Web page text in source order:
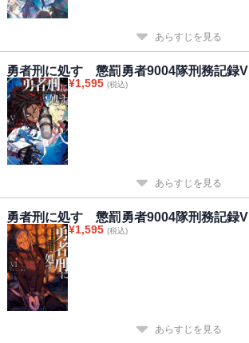
あらすじを見る
勇者刑に処す 懲罰勇者9004隊刑務記録V
¥1,595 (税込)
あらすじを見る
勇者刑に処す 懲罰勇者9004隊刑務記録VI
¥1,595 (税込)
あらすじを見る